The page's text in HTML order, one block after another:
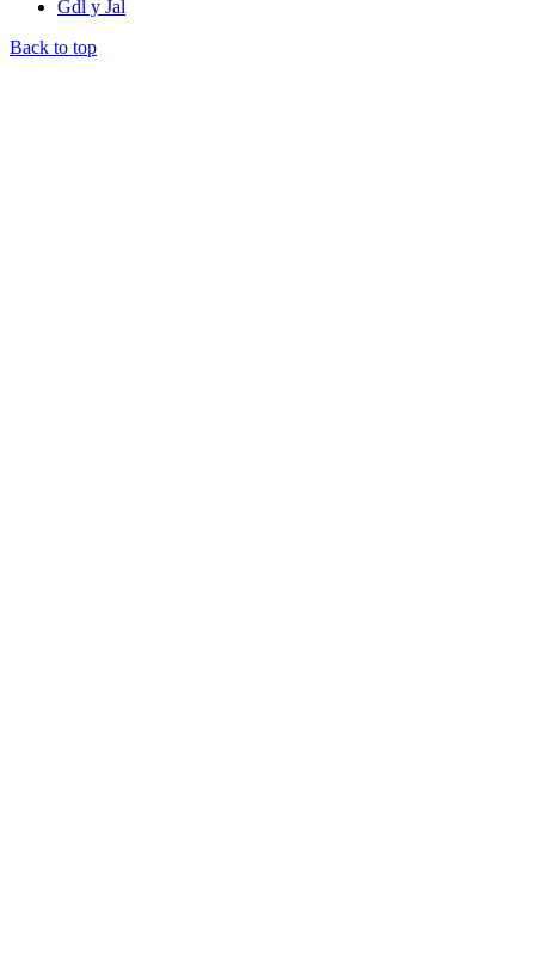
Gdl y Jal
Back to top